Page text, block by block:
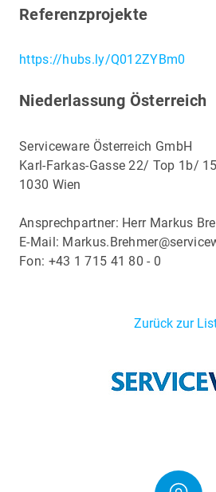
Referenzprojekte
https://hubs.ly/Q012ZYBm0
Niederlassung Österreich
Serviceware Österreich GmbH
Karl-Farkas-Gasse 22/ Top 1b/ 15
1030 Wien
Ansprechpartner: Herr Markus
E-Mail:
Fon: +43 1 715 41 80 - 0
Zurück zur